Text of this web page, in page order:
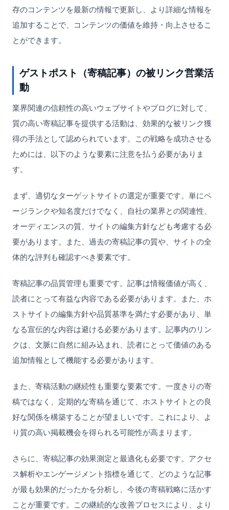
存のコンテンツを最新の情報で更新し、より詳細な情報を
追加することで、コンテンツの価値を維持・向上させるこ
とができます。
ゲストポスト（寄稿記事）の被リンク営業活
動
業界関連の信頼性の高いウェブサイトやブログに対して、
質の高い寄稿記事を提供する活動は、効果的な被リンク獲
得の手法として認められています。この戦略を成功させる
ためには、以下のような要素に注意を払う必要がありま
す。
まず、適切なターゲットサイトの選定が重要です。単にペ
ージランクや知名度だけでなく、自社の業界との関連性、
オーディエンスの質、サイトの編集方針なども考慮する必
要があります。また、過去の寄稿記事の質や、サイトの全
体的な評判も確認すべき要素です。
寄稿記事の品質管理も重要です。記事は情報価値が高く、
読者にとって有益な内容である必要があります。また、ホ
ストサイトの編集方針や品質基準を満たす必要があり、単
なる宣伝的な内容は避ける必要があります。記事内のリン
クは、文脈に自然に組み込まれ、読者にとって価値のある
追加情報として機能する必要があります。
また、寄稿活動の継続性も重要な要素です。一度きりの寄
稿ではなく、定期的な寄稿を通じて、ホストサイトとの良
好な関係を構築することが望ましいです。これにより、よ
り質の高い掲載機会を得られる可能性が高まります。
さらに、寄稿記事の効果測定と最適化も必要です。アクセ
ス解析やエンゲージメント指標を通じて、どのような記事
が最も効果的だったかを分析し、今後の寄稿戦略に活かす
ことが重要です。この継続的な改善プロセスにより、より